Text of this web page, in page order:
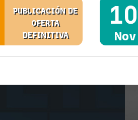
PUBLICACIÓN DE
OFERTA
DEFINITIVA
10
Nov